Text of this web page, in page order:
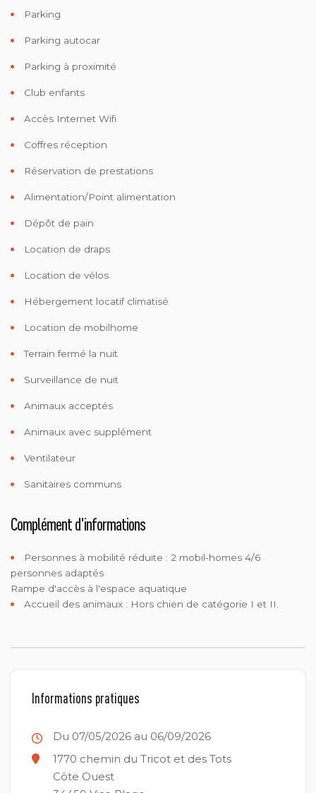
Parking
Parking autocar
Parking à proximité
Club enfants
Accès Internet Wifi
Coffres réception
Réservation de prestations
Alimentation/Point alimentation
Dépôt de pain
Location de draps
Location de vélos
Hébergement locatif climatisé
Location de mobilhome
Terrain fermé la nuit
Surveillance de nuit
Animaux acceptés
Animaux avec supplément
Ventilateur
Sanitaires communs
Complément d'informations
Personnes à mobilité réduite : 2 mobil-homes 4/6
personnes adaptés
Rampe d'accès à l'espace aquatique
Accueil des animaux : Hors chien de catégorie I et II.
Informations pratiques
Du 07/05/2026 au 06/09/2026
1770 chemin du Tricot et des Tots
Côte Ouest